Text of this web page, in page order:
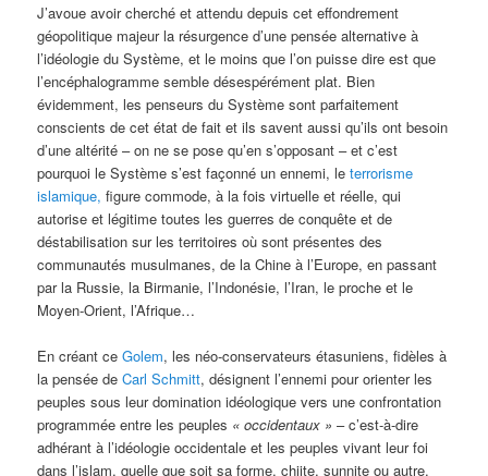
J’avoue avoir cherché et attendu depuis cet effondrement
géopolitique majeur la résurgence d’une pensée alternative à
l’idéologie du Système, et le moins que l’on puisse dire est que
l’encéphalogramme semble désespérément plat. Bien
évidemment, les penseurs du Système sont parfaitement
conscients de cet état de fait et ils savent aussi qu’ils ont besoin
d’une altérité – on ne se pose qu’en s’opposant – et c’est
pourquoi le Système s’est façonné un ennemi, leterrorisme
islamique, figure commode, à la fois virtuelle et réelle, qui
autorise et légitime toutes les guerres de conquête et de
déstabilisation sur les territoires où sont présentes des
communautés musulmanes, de la Chine à l’Europe, en passant
par la Russie, la Birmanie, l’Indonésie, l’Iran, le proche et le
Moyen-Orient, l’Afrique…
En créant ceGolem, les néo-conservateurs étasuniens, fidèles à
la pensée deCarl Schmitt, désignent l’ennemi pour orienter les
peuples sous leur domination idéologique vers une confrontation
programmée entre les peuples « occidentaux » – c’est-à-dire
adhérant à l’idéologie occidentale et les peuples vivant leur foi
dans l’islam, quelle que soit sa forme, chiite, sunnite ou autre.